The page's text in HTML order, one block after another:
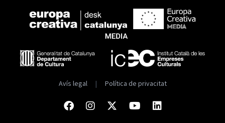
Avís legal | Política de privacitat
FacebookInstagram
TwitterYoutube